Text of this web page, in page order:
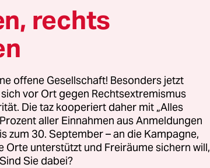
zur
einleiten. Er
Gebiete es genau
ist der
vorgestellt
Israel
rechts
offene Gesellschaft! Besonders jetzt
vor Ort gegen Rechtsextremismus
Die taz kooperiert daher mit „Alles
aller Einnahmen aus Anmeldungen
zum 30. September – an die Kampagne,
Orte unterstützt und Freiräume sichern will,
Sie dabei?